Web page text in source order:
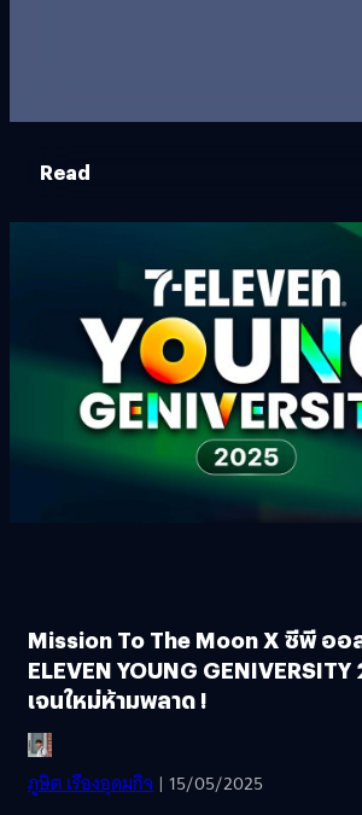
Read
Mission To The Moon X ซีพี ออ
ELEVEN YOUNG
เจนใหม่ห้ามพลาด !
ภูษิต เรืองอุดมกิจ | 15/05/2025